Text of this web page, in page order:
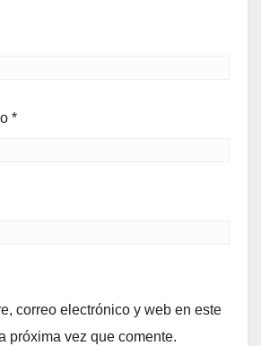
*
correo electrónico y web en este
próxima vez que comente.